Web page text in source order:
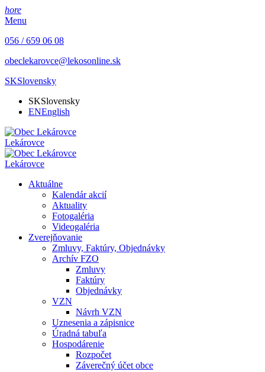
hore
Menu
056 / 659 06 08
obeclekarovce@lekosonline.sk
SKSlovensky
SKSlovensky
ENEnglish
Lekárovce
Lekárovce
Aktuálne
Kalendár akcií
Aktuality
Fotogaléria
Videogaléria
Zverejňovanie
Zmluvy, Faktúry, Objednávky
Archív FZO
Zmluvy
Faktúry
Objednávky
VZN
Návrh VZN
Uznesenia a zápisnice
Úradná tabuľa
Hospodárenie
Rozpočet
Záverečný účet obce